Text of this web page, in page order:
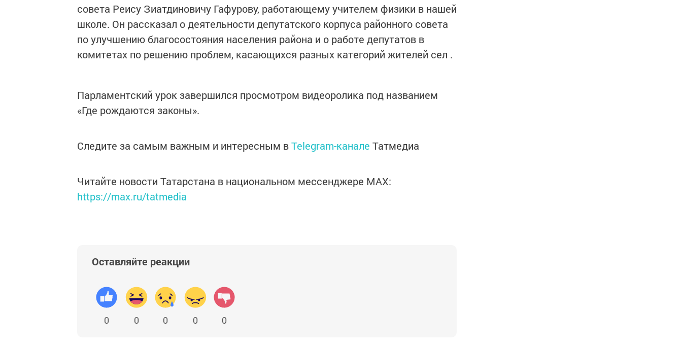
совета Реису Зиатдиновичу Гафурову, работающему учителем физики в нашей
школе. Он рассказал о деятельности депутатского корпуса районного совета
по улучшению благосостояния населения района и о работе депутатов в
комитетах по решению проблем, касающихся разных категорий жителей сел .
Парламентский урок завершился просмотром видеоролика под названием
«Где рождаются законы».
Следите за самым важным и интересным вTelegram-канале Татмедиа
Читайте новости Татарстана в национальном мессенджере MАХ:
https://max.ru/tatmedia
Оставляйте реакции
0 0 0 0 0